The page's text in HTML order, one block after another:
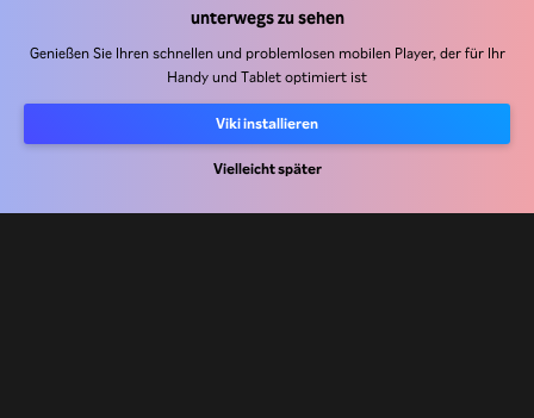
unterwegs zu sehen
Genießen Sie Ihren schnellen und problemlosen mobilen Player, der für Ihr
Handy und Tablet optimiert ist
Viki installieren
Vielleicht später
Arbeiten Sie mit uns zusammen